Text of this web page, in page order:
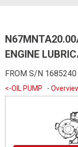
ENGINE
FROM S/N 1685240
<-OIL PUMP -